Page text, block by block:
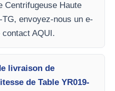
Centrifugeuse Haute
envoyez-nous un e-
AQUI.
livraison de
de Table YR019-